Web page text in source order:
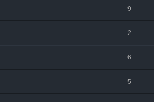
9
2
6
5